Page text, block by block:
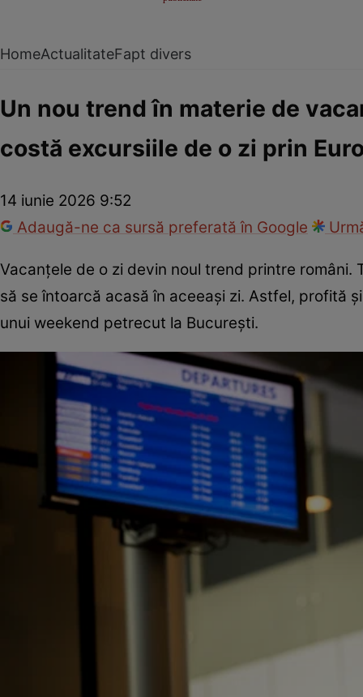
HomeActualitateFapt divers
Un nou trend în materie de
costă excursiile de o zi prin
14 iunie 2026 9:52
Adaugă-ne ca sursă preferată în Google
Vacanțele de o zi devin noul trend printre
să se întoarcă acasă în aceeași zi. Astfel, profită
unui weekend petrecut la București.